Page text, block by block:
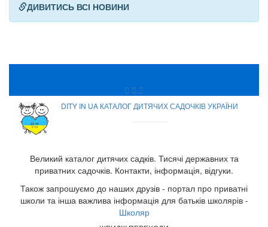
ДИВИТИСЬ ВСІ НОВИНИ
DITY IN UA КАТАЛОГ ДИТЯЧИХ САДОЧКІВ УКРАЇНИ
Великий каталог дитячих садків. Тисячі державних та
приватних садочків. Контакти, інформація, відгуки.
Також запрошуємо до наших друзів - портал про приватні
школи та інша важлива інформація для батьків школярів -
Школяр